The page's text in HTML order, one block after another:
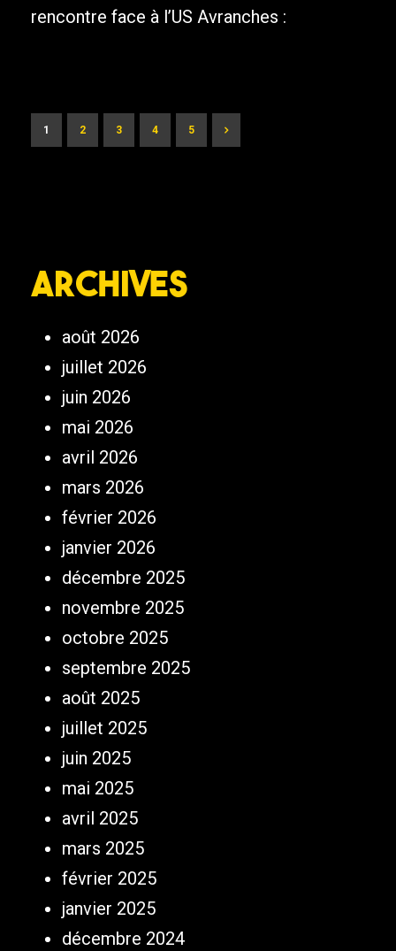
rencontre face à l’US Avranches :
1 2 3 4 5
Archives
août 2026
juillet 2026
juin 2026
mai 2026
avril 2026
mars 2026
février 2026
janvier 2026
décembre 2025
novembre 2025
octobre 2025
septembre 2025
août 2025
juillet 2025
juin 2025
mai 2025
avril 2025
mars 2025
février 2025
janvier 2025
décembre 2024